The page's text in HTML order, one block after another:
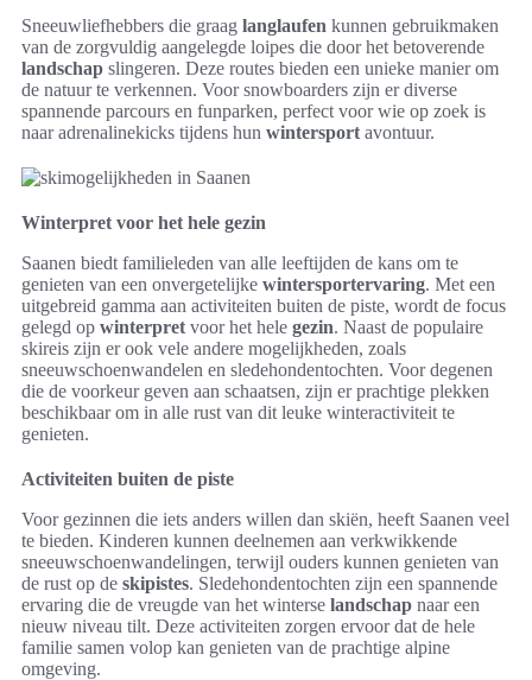
Sneeuwliefhebbers die graag langlaufen kunnen gebruikmaken
van de zorgvuldig aangelegde loipes die door het betoverende
landschap slingeren. Deze routes bieden een unieke manier om
de natuur te verkennen. Voor snowboarders zijn er diverse
spannende parcours en funparken, perfect voor wie op zoek is
naar adrenalinekicks tijdens hun wintersport avontuur.
Winterpret voor het hele gezin
Saanen biedt familieleden van alle leeftijden de kans om te
genieten van een onvergetelijke wintersportervaring. Met een
uitgebreid gamma aan activiteiten buiten de piste, wordt de focus
gelegd op winterpret voor het hele gezin. Naast de populaire
skireis zijn er ook vele andere mogelijkheden, zoals
sneeuwschoenwandelen en sledehondentochten. Voor degenen
die de voorkeur geven aan schaatsen, zijn er prachtige plekken
beschikbaar om in alle rust van dit leuke winteractiviteit te
genieten.
Activiteiten buiten de piste
Voor gezinnen die iets anders willen dan skiën, heeft Saanen veel
te bieden. Kinderen kunnen deelnemen aan verkwikkende
sneeuwschoenwandelingen, terwijl ouders kunnen genieten van
de rust op de skipistes. Sledehondentochten zijn een spannende
ervaring die de vreugde van het winterse landschap naar een
nieuw niveau tilt. Deze activiteiten zorgen ervoor dat de hele
familie samen volop kan genieten van de prachtige alpine
omgeving.